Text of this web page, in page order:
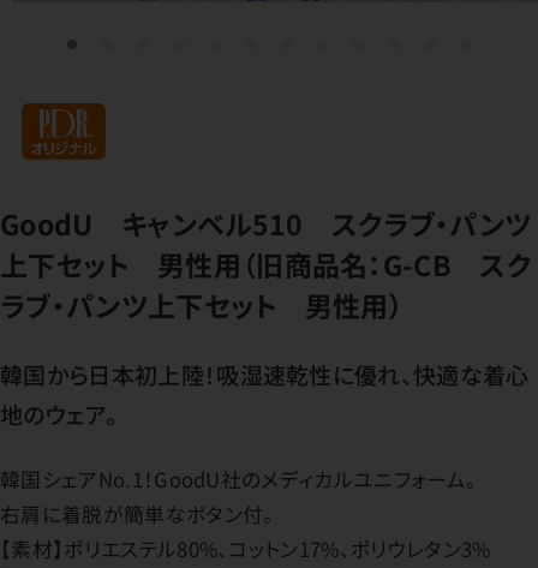
GoodU キャンベル510 スクラブ・パンツ
上下セット 男性用（旧商品名：G-CB スク
ラブ・パンツ上下セット 男性用）
韓国から日本初上陸！吸湿速乾性に優れ、快適な着心
地のウェア。
韓国シェアNo.1！GoodU社のメディカルユニフォーム。
右肩に着脱が簡単なボタン付。
【素材】ポリエステル80%、コットン17%、ポリウレタン3%